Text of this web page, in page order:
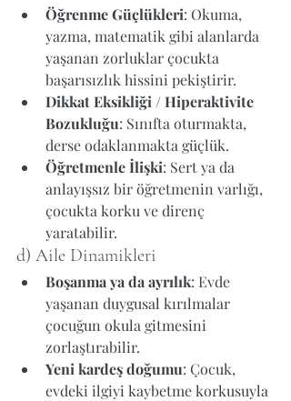
Öğrenme Güçlükleri: Okuma,
yazma, matematik gibi alanlarda
yaşanan zorluklar çocukta
başarısızlık hissini pekiştirir.
Dikkat Eksikliği / Hiperaktivite
Bozukluğu: Sınıfta oturmakta,
derse odaklanmakta güçlük.
Öğretmenle İlişki: Sert ya da
anlayışsız bir öğretmenin varlığı,
çocukta korku ve direnç
yaratabilir.
d) Aile Dinamikleri
Boşanma ya da ayrılık: Evde
yaşanan duygusal kırılmalar
çocuğun okula gitmesini
zorlaştırabilir.
Yeni kardeş doğumu: Çocuk,
evdeki ilgiyi kaybetme korkusuyla